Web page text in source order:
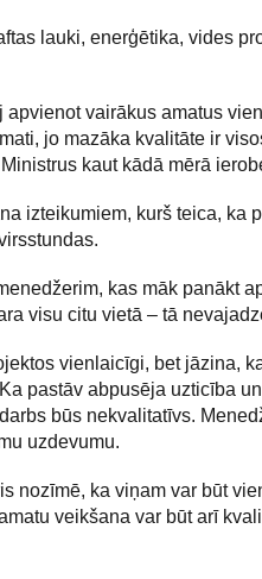
lauki, enerģētika, vides
apvienot vairākus amatus
jo mazāka kvalitāte ir
kaut kādā mērā
izteikumiem, kurš teica, ka
kas māk panākt
visu citu vietā – tā
vienlaicīgi, bet jāzina,
pastāv abpusēja uzticība
būs nekvalitatīvs.
uzdevumu.
nozīmē, ka viņam var būt
veikšana var būt arī